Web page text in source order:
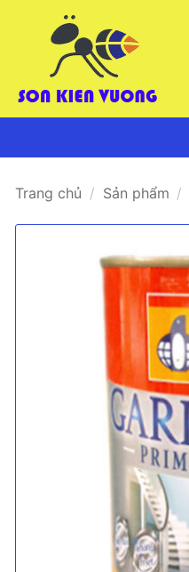
Trang chủ / Sản phẩm /